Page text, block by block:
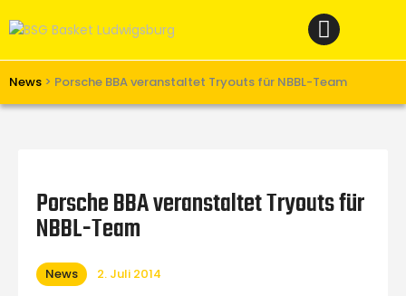
News > Porsche BBA veranstaltet Tryouts für NBBL-Team
Verein
Unterstützen
Porsche BBA veranstaltet Tryouts für
NBBL-Team
News 2. Juli 2014